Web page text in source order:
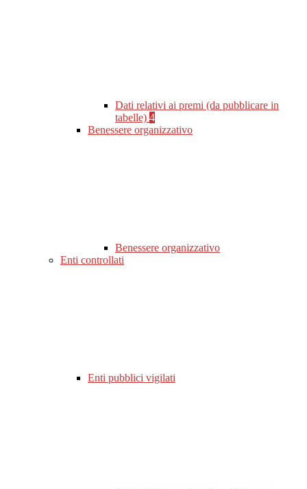
Dati relativi ai premi (da pubblicare in
tabelle) 4
Benessere organizzativo
Benessere organizzativo
Enti controllati
Enti pubblici vigilati